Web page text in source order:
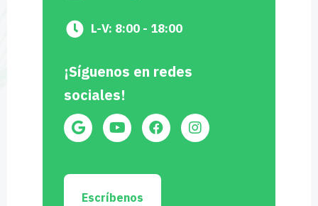
L-V: 8:00 - 18:00
¡Síguenos en redes
sociales!
Escríbenos